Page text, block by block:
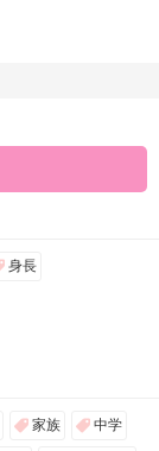
身長
家族 中学